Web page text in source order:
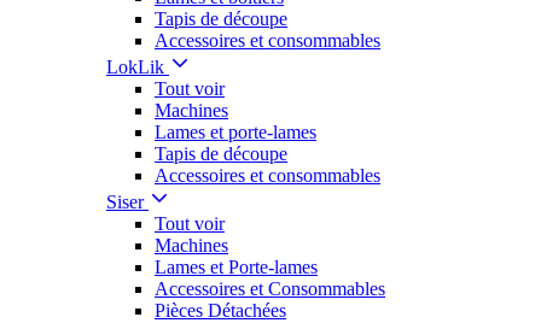
Tapis de découpe
Accessoires et consommables
LokLik
Tout voir
Machines
Lames et porte-lames
Tapis de découpe
Accessoires et consommables
Siser
Tout voir
Machines
Lames et Porte-lames
Accessoires et Consommables
Pièces Détachées